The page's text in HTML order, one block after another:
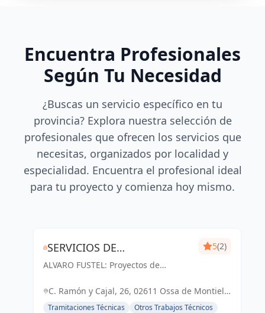
Encuentra Profesionales
Según Tu Necesidad
¿Buscas un servicio específico en tu
provincia? Explora nuestra selección de
profesionales que ofrecen los servicios que
necesitas, organizados por localidad y
especialidad. Encuentra el profesional ideal
para tu proyecto y comienza hoy mismo.
SERVICIOS DE
ARQUITECTURA E
INMOBILIARIA ÁLVARO
FUSTEL
ALVARO FUSTEL: Proyectos de
en Albacete, Ciudad Real y Madrid
5(2)
C. Ramón y Cajal, 26, 02611 Ossa de Montiel,
Albacete, España, España
Tramitaciones Técnicas
Otros Trabajos Técnicos